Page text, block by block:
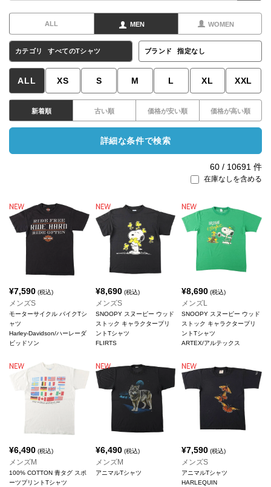
ALL MEN WOMEN
カテゴリ すべてのTシャツ ブランド 指定なし
ALL XS S M L XL XXL
新着順 古い順 価格が安い順 価格が高い順
詳細な条件で検索
60 / 10691 件
在庫なしを含める
¥7,590 (税込)
メンズS
モーターサイクル バイクTシ
ャツ
Harley-Davidson/ハーレーダ
ビッドソン
¥8,690(税込)
メンズS
SNOOPY スヌーピー ウッド
ストック キャラクタープリ
ントTシャツ
FLIRTS
¥8,690 (税込)
メンズL
SNOOPY スヌーピー ウッド
ストック キャラクタープリ
ントTシャツ
ARTEX/アルテックス
¥6,490 (税込)
メンズM
100% COTTON 青タグ スポ
ーツプリントTシャツ
¥6,490(税込)
メンズM
アニマルTシャツ
¥7,590 (税込)
メンズS
アニマルTシャツ
HARLEQUIN